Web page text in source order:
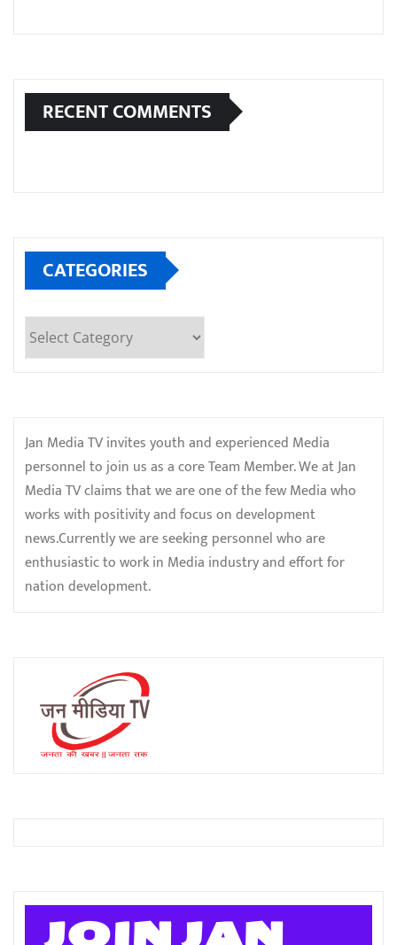
RECENT COMMENTS
CATEGORIES
Categories
Jan Media TV invites youth and experienced Media
personnel to join us as a core Team Member. We at Jan
Media TV claims that we are one of the few Media who
works with positivity and focus on development
news.Currently we are seeking personnel who are
enthusiastic to work in Media industry and effort for
nation development.
JOIN JAN